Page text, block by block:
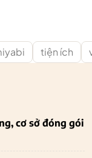
tiện ích
cơ sở đóng gói